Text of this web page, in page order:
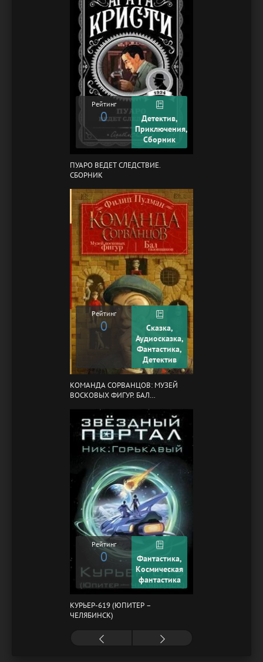
Рейтинг
0
Детектив,
Приключения,
Сборник
ПУАРО ВЕДЕТ СЛЕДСТВИЕ.
СБОРНИК
Рейтинг
0
Сказка,
Аудиосказка,
Фантастика,
Детектив
КОМАНДА СОРВАНЦОВ: МУЗЕЙ
ВОСКОВЫХ ФИГУР. БАЛ
Рейтинг
0
Фантастика,
Космическая
фантастика
КУРЬЕР-619 (ЮПИТЕР –
ЧЕЛЯБИНСК)